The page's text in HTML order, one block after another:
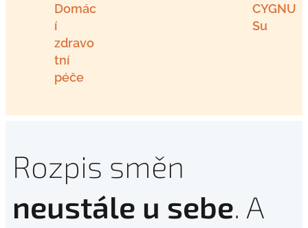
Domác
í
zdravo
tní
péče
CYGNU
Su
Rozpis směn
neustále u sebe. A